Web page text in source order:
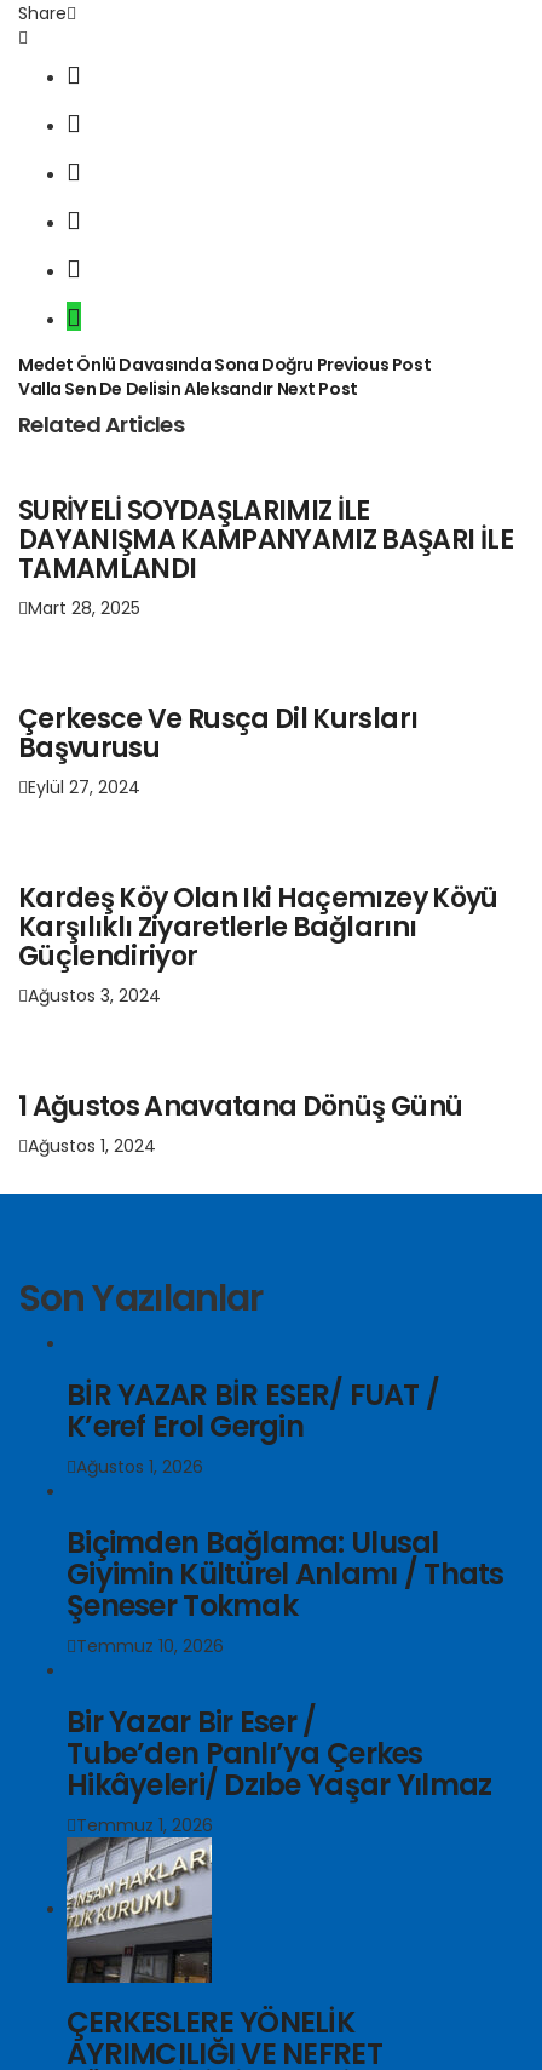
Share
Medet Önlü Davasında Sona Doğru Previous Post
Valla Sen De Delisin Aleksandır Next Post
Related Articles
SURİYELİ SOYDAŞLARIMIZ İLE
DAYANIŞMA KAMPANYAMIZ BAŞARI İLE
TAMAMLANDI
Mart 28, 2025
Çerkesce Ve Rusça Dil Kursları
Başvurusu
Eylül 27, 2024
Kardeş Köy Olan Iki Haçemızey Köyü
Karşılıklı Ziyaretlerle Bağlarını
Güçlendiriyor
Ağustos 3, 2024
1 Ağustos Anavatana Dönüş Günü
Ağustos 1, 2024
Son Yazılanlar
BİR YAZAR BİR ESER/ FUAT /
K’eref Erol Gergin
Ağustos 1, 2026
Biçimden Bağlama: Ulusal
Giyimin Kültürel Anlamı / Thats
Şeneser Tokmak
Temmuz 10, 2026
Bir Yazar Bir Eser /
Tube’den Panlı’ya Çerkes
Hikâyeleri/ Dzıbe Yaşar Yılmaz
Temmuz 1, 2026
ÇERKESLERE YÖNELİK
AYRIMCILIĞI VE NEFRET